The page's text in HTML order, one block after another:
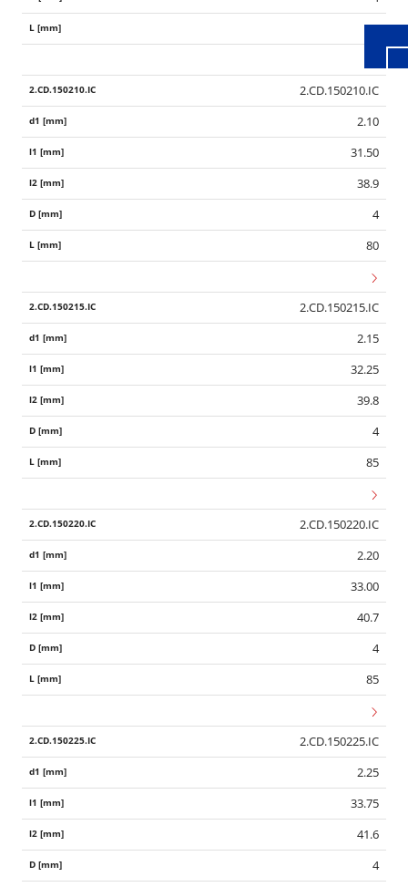
80
2.CD.150210.IC
2.10
31.50
38.9
4
80
2.CD.150215.IC
2.15
32.25
39.8
4
85
2.CD.150220.IC
2.20
33.00
40.7
4
85
2.CD.150225.IC
2.25
33.75
41.6
4